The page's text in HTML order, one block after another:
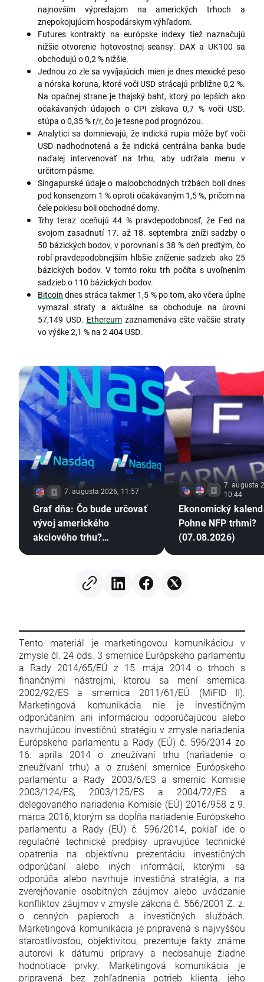
najnovším výpredajom na amerických trhoch a
znepokojujúcim hospodárskym výhľadom.
Futures kontrakty na európske indexy tiež naznačujú
nižšie otvorenie hotovostnej seansy. DAX a UK100 sa
obchodujú o 0,2 % nižšie.
Jednou zo zle sa vyvíjajúcich mien je dnes mexické peso
a nórska koruna, ktoré voči USD strácajú približne 0,2 %.
Na opačnej strane je thajský baht, ktorý po lepších ako
očakávaných údajoch o CPI získava 0,7 % voči USD.
stúpa o 0,35 % r/r, čo je tesne pod prognózou.
Analytici sa domnievajú, že indická rupia môže byť voči
USD nadhodnotená a že indická centrálna banka bude
naďalej intervenovať na trhu, aby udržala menu v
určitom pásme.
Singapurské údaje o maloobchodných tržbách boli dnes
pod konsenzom 1 % oproti očakávaným 1,5 %, pričom na
čele poklesu boli obchodné domy.
Trhy teraz oceňujú 44 % pravdepodobnosť, že Fed na
svojom zasadnutí 17. až 18. septembra zníži sadzby o
50 bázických bodov, v porovnaní s 38 % deň predtým, čo
robí pravdepodobnejším hlbšie zníženie sadzieb ako 25
bázických bodov. V tomto roku trh počíta s uvoľnením
sadzieb o 110 bázických bodov.
Bitcoin dnes stráca takmer 1,5 % po tom, ako včera úplne
vymazal straty a aktuálne sa obchoduje na úrovni
57,149 USD. Ethereumzaznamenáva ešte väčšie straty
vo výške 2,1 % na 2 404 USD.
7. augusta 2026, 11:57
Graf dňa: Čo bude určovať
vývoj amerického
akciového trhu?
7. augusta
10:44
Ekonomický
Pohne NFP trhmi?
(07.08.2026)
Tento materiál je marketingovou komunikáciou v
zmysle čl. 24 ods. 3 smernice Európskeho parlamentu
a Rady 2014/65/EÚ z 15. mája 2014 o trhoch s
finančnými nástrojmi, ktorou sa mení smernica
2002/92/ES a smernica 2011/61/EÚ (MiFID II).
Marketingová komunikácia nie je investičným
odporúčaním ani informáciou odporúčajúcou alebo
navrhujúcou investičnú stratégiu v zmysle nariadenia
Európskeho parlamentu a Rady (EÚ) č. 596/2014 zo
16. apríla 2014 o zneužívaní trhu (nariadenie o
zneužívaní trhu) a o zrušení smernice Európskeho
parlamentu a Rady 2003/6/ES a smerníc Komisie
2003/124/ES, 2003/125/ES a 2004/72/ES a
delegovaného nariadenia Komisie (EÚ) 2016/958 z 9.
marca 2016, ktorým sa dopĺňa nariadenie Európskeho
parlamentu a Rady (EÚ) č. 596/2014, pokiaľ ide o
regulačné technické predpisy upravujúce technické
opatrenia na objektívnu prezentáciu investičných
odporúčaní alebo iných informácií, ktorými sa
odporúča alebo navrhuje investičná stratégia, a na
zverejňovanie osobitných záujmov alebo uvádzanie
konfliktov záujmov v zmysle zákona č. 566/2001 Z. z.
o cenných papieroch a investičných službách.
Marketingová komunikácia je pripravená s najvyššou
starostlivosťou, objektivitou, prezentuje fakty známe
autorovi k dátumu prípravy a neobsahuje žiadne
hodnotiace prvky. Marketingová komunikácia je
pripravená bez zohľadnenia potrieb klienta, jeho